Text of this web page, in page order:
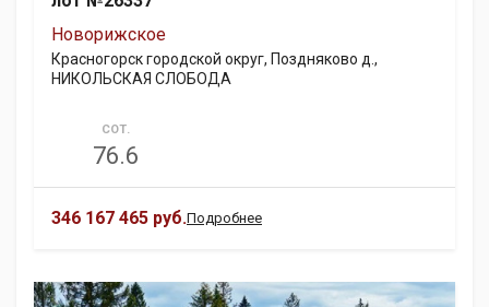
Новорижское
Красногорск городской округ, Поздняково д.,
НИКОЛЬСКАЯ СЛОБОДА
СОТ.
76.6
346 167 465 руб.Подробнее